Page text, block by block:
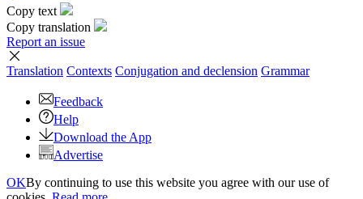
Copy text
Copy translation
Report an issue
Translation Contexts Conjugation and declension Grammar
Feedback
Help
Download the App
Advertise
OKBy continuing to use this website you agree with our use of